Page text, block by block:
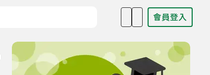
會員登入